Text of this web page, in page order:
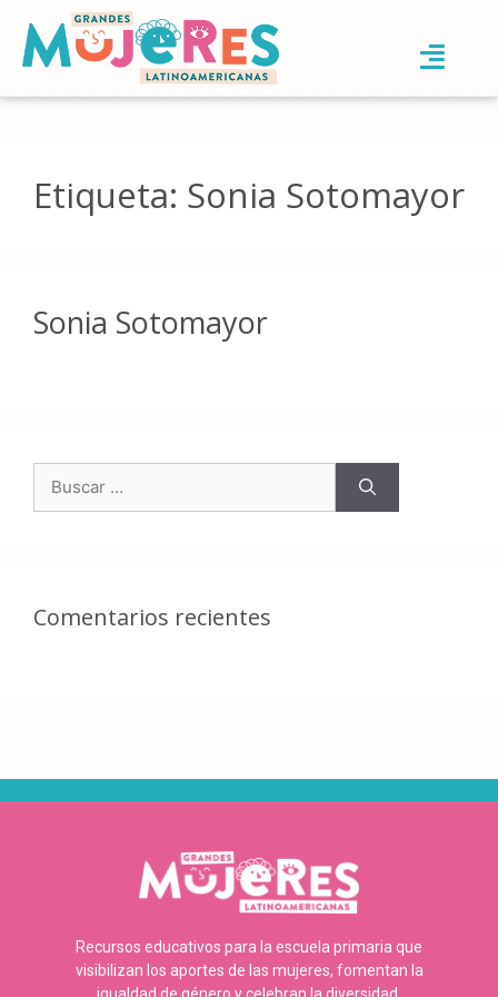
Etiqueta: Sonia Sotomayor
Sonia Sotomayor
Comentarios recientes
Recursos educativos para la escuela primaria que
visibilizan los aportes de las mujeres, fomentan la
igualdad de género y celebran la diversidad.